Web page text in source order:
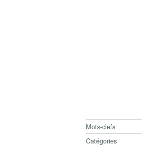
Mots-clefs
Catégories